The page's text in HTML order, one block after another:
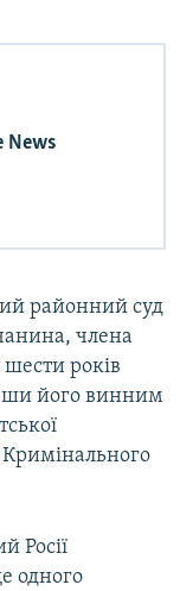
News
районний суд
члена
шести років
його винним
Кримінального
Росії
одного